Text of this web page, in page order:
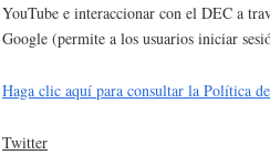
YouTube e interaccionar con el DEC a
Google (permite a los usuarios iniciar
Haga clic aquí para consultar la Política
Twitter